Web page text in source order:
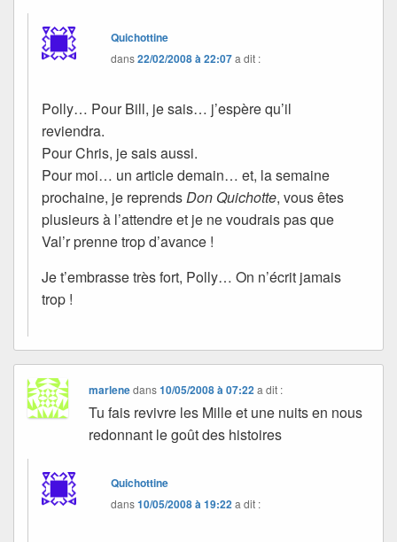
Quichottine
dans22/02/2008 à 22:07a dit :
Polly… Pour Bill, je sais… j’espère qu’il
reviendra.
Pour Chris, je sais aussi.
Pour moi… un article demain… et, la semaine
prochaine, je reprends Don Quichotte, vous êtes
plusieurs à l’attendre et je ne voudrais pas que
Val’r prenne trop d’avance !
Je t’embrasse très fort, Polly… On n’écrit jamais
trop !
marlenedans10/05/2008 à 07:22 a dit :
Tu fais revivre les Mille et une nuits en nous
redonnant le goût des histoires
Quichottine
dans10/05/2008 à 19:22 a dit :